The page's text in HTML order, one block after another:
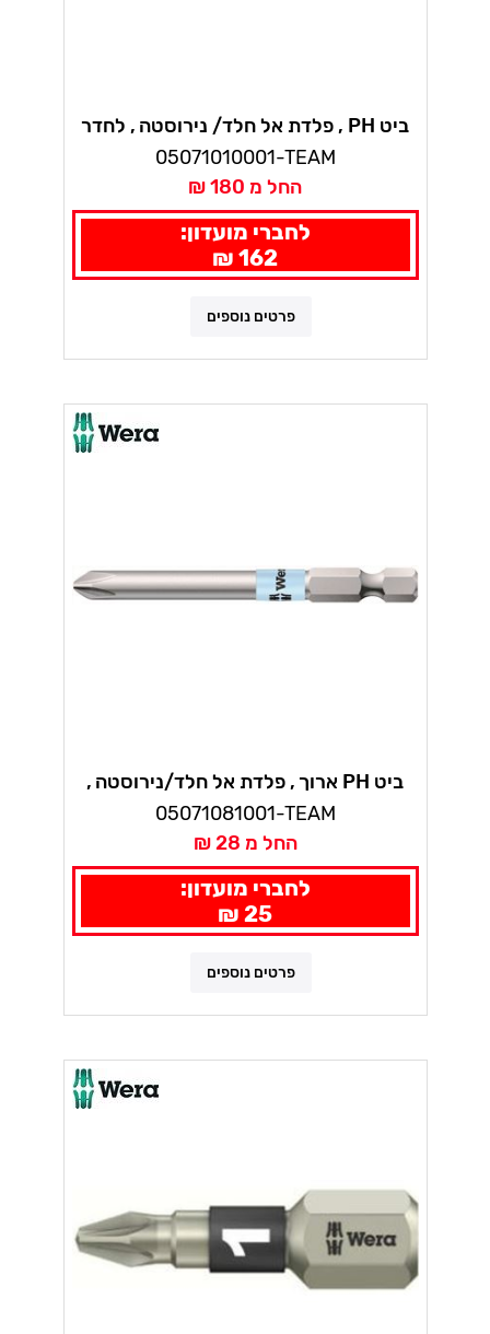
ביט PH , פלדת אל חלד/ נירוסטה , לחדר
נקי, פיליפס 10 י"ח 3851/1 TS וורה טורז'ן05071010001-TEAM
החל מ 180 ₪
לחברי מועדון:
162 ₪
פרטים נוספים
ביט PH ארוך , פלדת אל חלד/נירוסטה ,
לחדר נקי, פיליפס 10 י"ח 3851/4 וורה
05071081001-TEAM
החל מ 28 ₪
לחברי מועדון:
25 ₪
פרטים נוספים